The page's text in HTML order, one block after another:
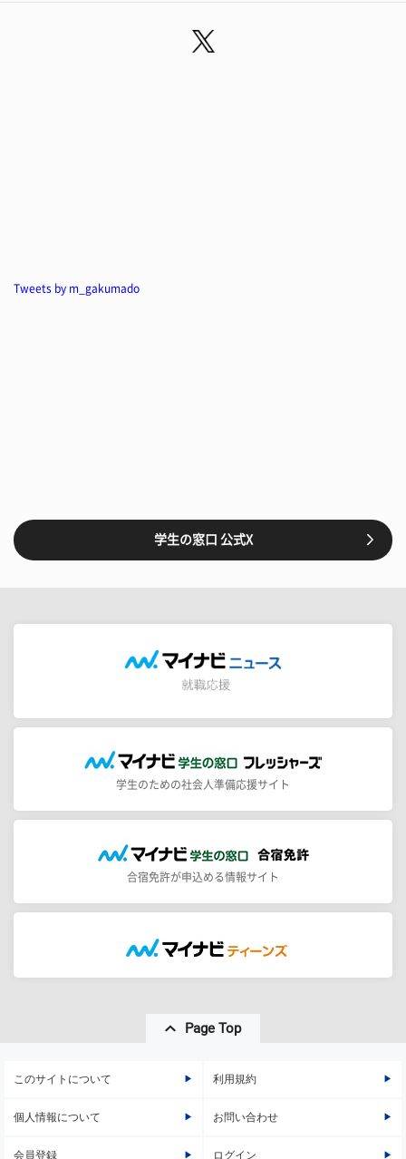
Tweets by m_gakumado
学生の窓口 公式X
学生のための社会人準備応援サイト
合宿免許が申込める情報サイト
Page Top
このサイトについて 利用規約
個人情報について お問い合わせ
会員登録 ログイン